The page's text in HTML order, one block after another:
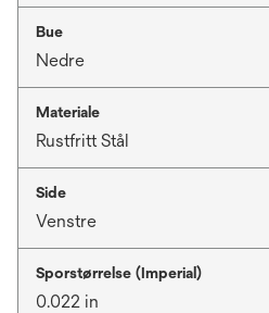
Bue
Nedre
Materiale
Rustfritt Stål
Side
Venstre
Sporstørrelse (Imperial)
0.022 in